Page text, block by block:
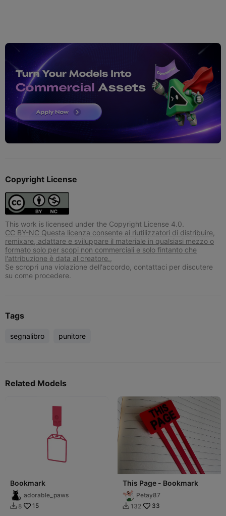
Copyright License
This work is licensed under the Copyright License 4.0.
CC BY-NC Questa licenza consente ai riutilizzatori di distribuire,
remixare, adattare e sviluppare il materiale in qualsiasi mezzo o
formato solo per scopi non commerciali e solo fintanto che
l'attribuzione è data al creatore.,
Se scropri una violazione dell'accordo, contattaci per discutere
su come procedere.
Tags
segnalibro punitore
Related Models
Bookmark
adorable_paws
 8 15
This Page - Bookmark
Petay87
 132 33